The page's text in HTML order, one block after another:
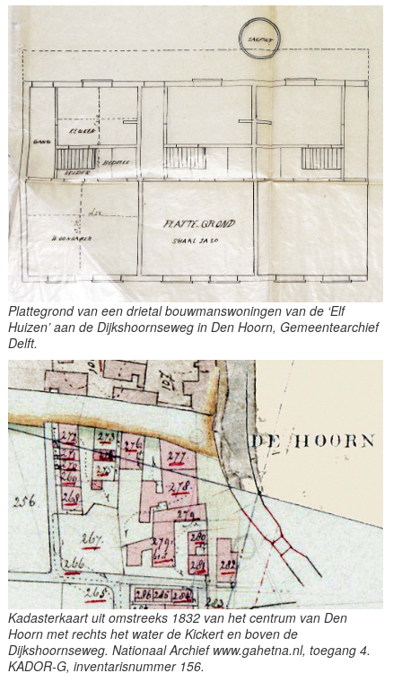
Plattegrond van een drietal bouwmanswoningen van de ‘Elf
Huizen’ aan de Dijkshoornseweg in Den Hoorn, Gemeentearchief
Delft.
Kadasterkaart uit omstreeks 1832 van het centrum van Den
Hoorn met rechts het water de Kickert en boven de
Dijkshoornseweg. Nationaal Archief www.gahetna.nl, toegang 4.
KADOR-G, inventarisnummer 156.